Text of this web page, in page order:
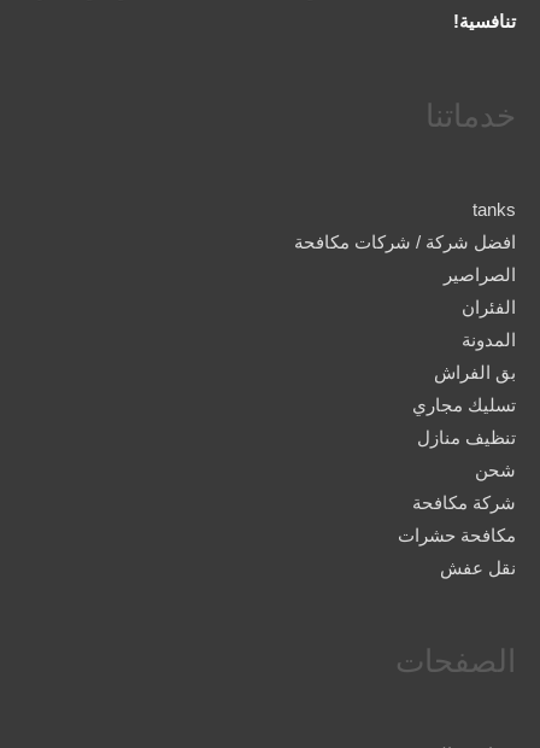
تنافسية!
خدماتنا
tanks
افضل شركة / شركات مكافحة
الصراصير
الفئران
المدونة
بق الفراش
تسليك مجاري
تنظيف منازل
شحن
شركة مكافحة
مكافحة حشرات
نقل عفش
الصفحات